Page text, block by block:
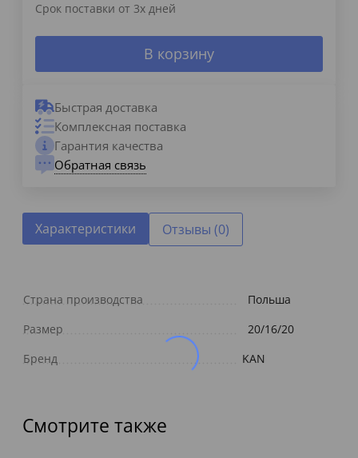
Срок поставки от 3х дней
В корзину
Быстрая доставка
Комплексная поставка
Гарантия качества
Обратная связь
Характеристики Отзывы (0)
Страна производства
Польша
Размер
20/16/20
Бренд
KAN
Смотрите также